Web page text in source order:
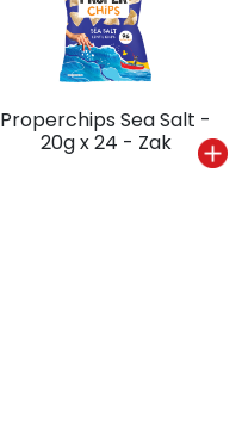
Properchips Sea Salt -
20g x 24 - Zak